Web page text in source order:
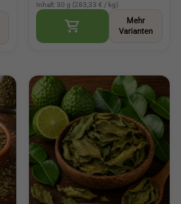
Inhalt: 30 g (283,33 € / kg)
Mehr
Varianten